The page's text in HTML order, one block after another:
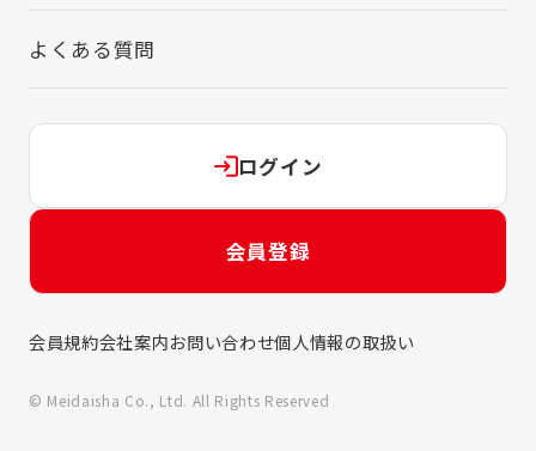
よくある質問
ログイン
会員登録
会員規約会社案内お問い合わせ個人情報の取扱い
© Meidaisha Co., Ltd. All Rights Reserved